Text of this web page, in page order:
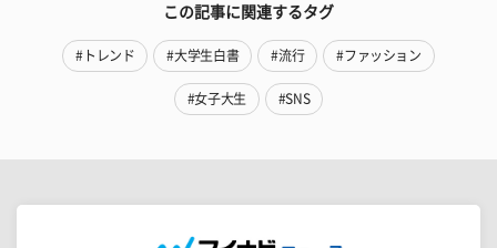
この記事に関連するタグ
#トレンド #大学生白書 #流行 #ファッション
#女子大生 #SNS